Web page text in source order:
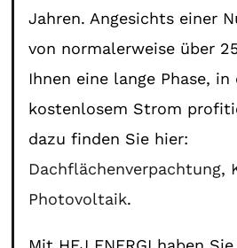
Jahren. Angesichts einer
von normalerweise über
Ihnen eine lange Phase, in
kostenlosem Strom
dazu finden Sie hier:
Dachflächenverpachtung,
Photovoltaik.